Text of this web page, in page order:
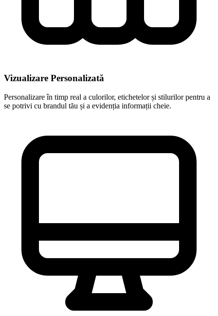
Vizualizare Personalizată
Personalizare în timp real a culorilor, etichetelor și stilurilor pentru a
se potrivi cu brandul tău și a evidenția informații cheie.